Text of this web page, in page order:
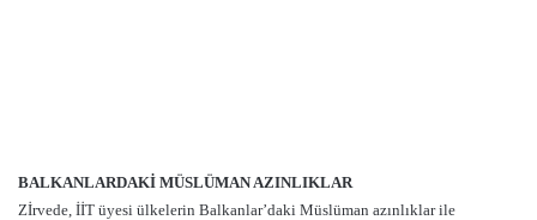
BALKANLARDAKİ MÜSLÜMAN AZINLIKLAR
Zİrvede, İİT üyesi ülkelerin Balkanlar’daki Müslüman azınlıklar ile